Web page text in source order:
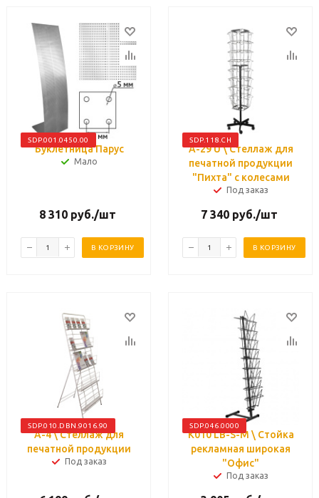
SDP.001.0450.00
Буклетница Парус
Мало
8 310 руб./шт
В КОРЗИНУ
SDP.118.CH
А-29 U \ Стеллаж для
печатной продукции
"Пихта" с колесами
Под заказ
7 340 руб./шт
В КОРЗИНУ
SDP.010.DBN.9016.90
А-4 \ Стеллаж для
печатной продукции
Под заказ
SDP.046.0000
К010 LB-S-M \ Стойка
рекламная широкая
"Офис"
Под заказ